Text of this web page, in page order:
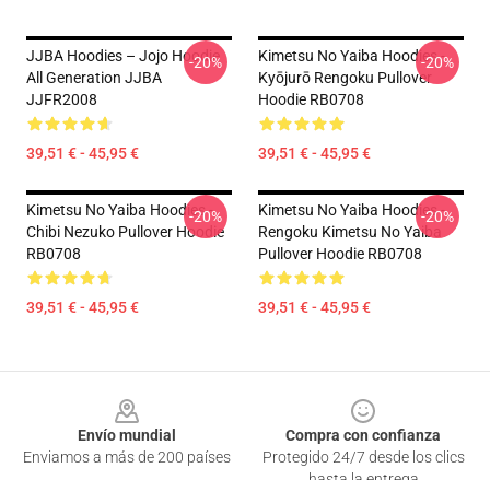
JJBA Hoodies – Jojo Hoodie
All Generation JJBA
JJFR2008
39,51 € - 45,95 €
-20%
Kimetsu No Yaiba Hoodies -
Kyōjurō Rengoku Pullover
Hoodie RB0708
39,51 € - 45,95 €
-20%
Kimetsu No Yaiba Hoodies -
Chibi Nezuko Pullover Hoodie
RB0708
39,51 € - 45,95 €
-20%
Kimetsu No Yaiba Hoodies -
Rengoku Kimetsu No Yaiba
Pullover Hoodie RB0708
39,51 € - 45,95 €
-20%
Envío mundial
Enviamos a más de 200 países
Compra con confianza
Protegido 24/7 desde los clics